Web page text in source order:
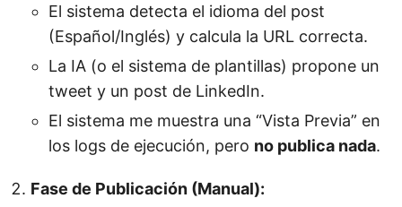
El sistema detecta el idioma del post
(Español/Inglés) y calcula la URL correcta.
La IA (o el sistema de plantillas) propone un
tweet y un post de LinkedIn.
El sistema me muestra una “Vista Previa” en
los logs de ejecución, pero no publica nada.
Fase de Publicación (Manual):